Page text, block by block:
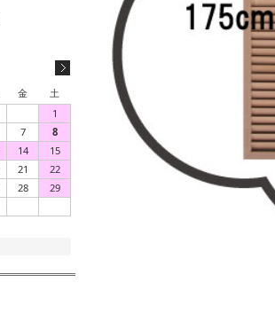
金
土
1
7
8
14
15
21
22
28
29